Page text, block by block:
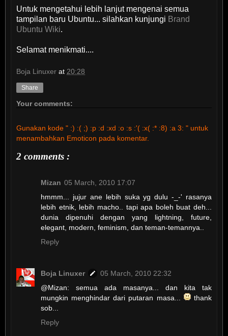
Untuk mengetahui lebih lanjut mengenai semua
tampilan baru Ubuntu... silahkan kunjungi Brand
Ubuntu Wiki.
Selamat menikmati....
Boja Linuxer at20:28
Share
Your comments:
Gunakan kode " :) :( ;) :p :d :xd :o :s :'( :x( :* :8) :a 3: " untuk
menambahkan Emoticon pada komentar.
2 comments :
Mizan 05 March, 2010 17:07
hmmm... jujur ane lebih suka yg dulu -_-' rasanya
lebih etnik, lebih macho.. tapi apa boleh buat deh...
dunia dipenuhi dengan yang lightning, future,
elegant, modern, feminism, dan teman-temannya..
Reply
Boja Linuxer
05 March, 2010 22:32
@Mizan: semua ada masanya... dan kita tak
mungkin menghindar dari putaran masa...
thank
sob...
Reply